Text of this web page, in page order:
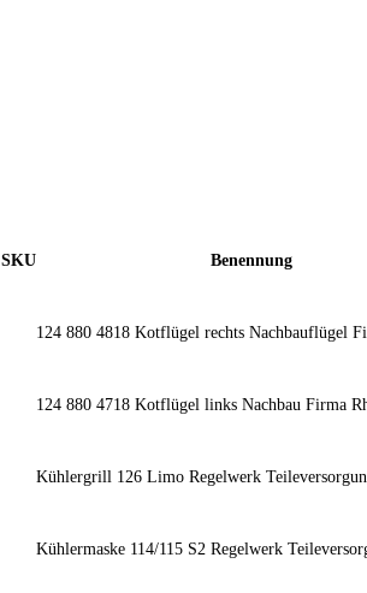
SKU Benennung
124 880 4818 Kotflügel rechts Nachbauflügel
124 880 4718 Kotflügel links Nachbau Firma
Kühlergrill 126 Limo Regelwerk
Kühlermaske 114/115 S2 Regelwerk